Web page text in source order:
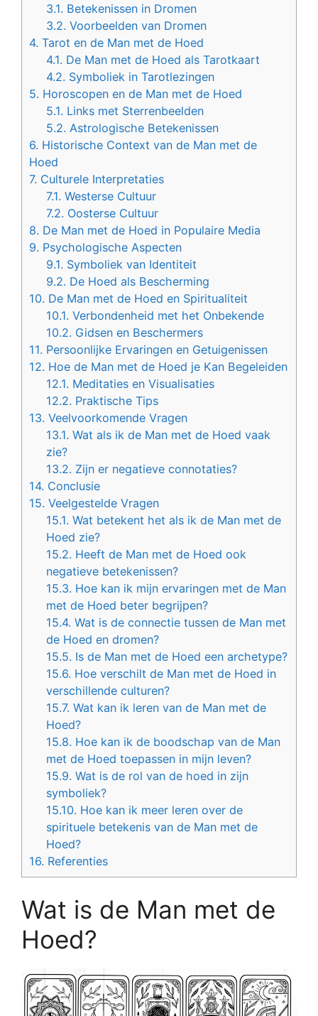
3.1. Betekenissen in Dromen
3.2. Voorbeelden van Dromen
4. Tarot en de Man met de Hoed
4.1. De Man met de Hoed als Tarotkaart
4.2. Symboliek in Tarotlezingen
5. Horoscopen en de Man met de Hoed
5.1. Links met Sterrenbeelden
5.2. Astrologische Betekenissen
6. Historische Context van de Man met de
Hoed
7. Culturele Interpretaties
7.1. Westerse Cultuur
7.2. Oosterse Cultuur
8. De Man met de Hoed in Populaire Media
9. Psychologische Aspecten
9.1. Symboliek van Identiteit
9.2. De Hoed als Bescherming
10. De Man met de Hoed en Spiritualiteit
10.1. Verbondenheid met het Onbekende
10.2. Gidsen en Beschermers
11. Persoonlijke Ervaringen en Getuigenissen
12. Hoe de Man met de Hoed je Kan Begeleiden
12.1. Meditaties en Visualisaties
12.2. Praktische Tips
13. Veelvoorkomende Vragen
13.1. Wat als ik de Man met de Hoed vaak
zie?
13.2. Zijn er negatieve connotaties?
14. Conclusie
15. Veelgestelde Vragen
15.1. Wat betekent het als ik de Man met de
Hoed zie?
15.2. Heeft de Man met de Hoed ook
negatieve betekenissen?
15.3. Hoe kan ik mijn ervaringen met de Man
met de Hoed beter begrijpen?
15.4. Wat is de connectie tussen de Man met
de Hoed en dromen?
15.5. Is de Man met de Hoed een archetype?
15.6. Hoe verschilt de Man met de Hoed in
verschillende culturen?
15.7. Wat kan ik leren van de Man met de
Hoed?
15.8. Hoe kan ik de boodschap van de Man
met de Hoed toepassen in mijn leven?
15.9. Wat is de rol van de hoed in zijn
symboliek?
15.10. Hoe kan ik meer leren over de
spirituele betekenis van de Man met de
Hoed?
16. Referenties
Wat is de Man met de
Hoed?